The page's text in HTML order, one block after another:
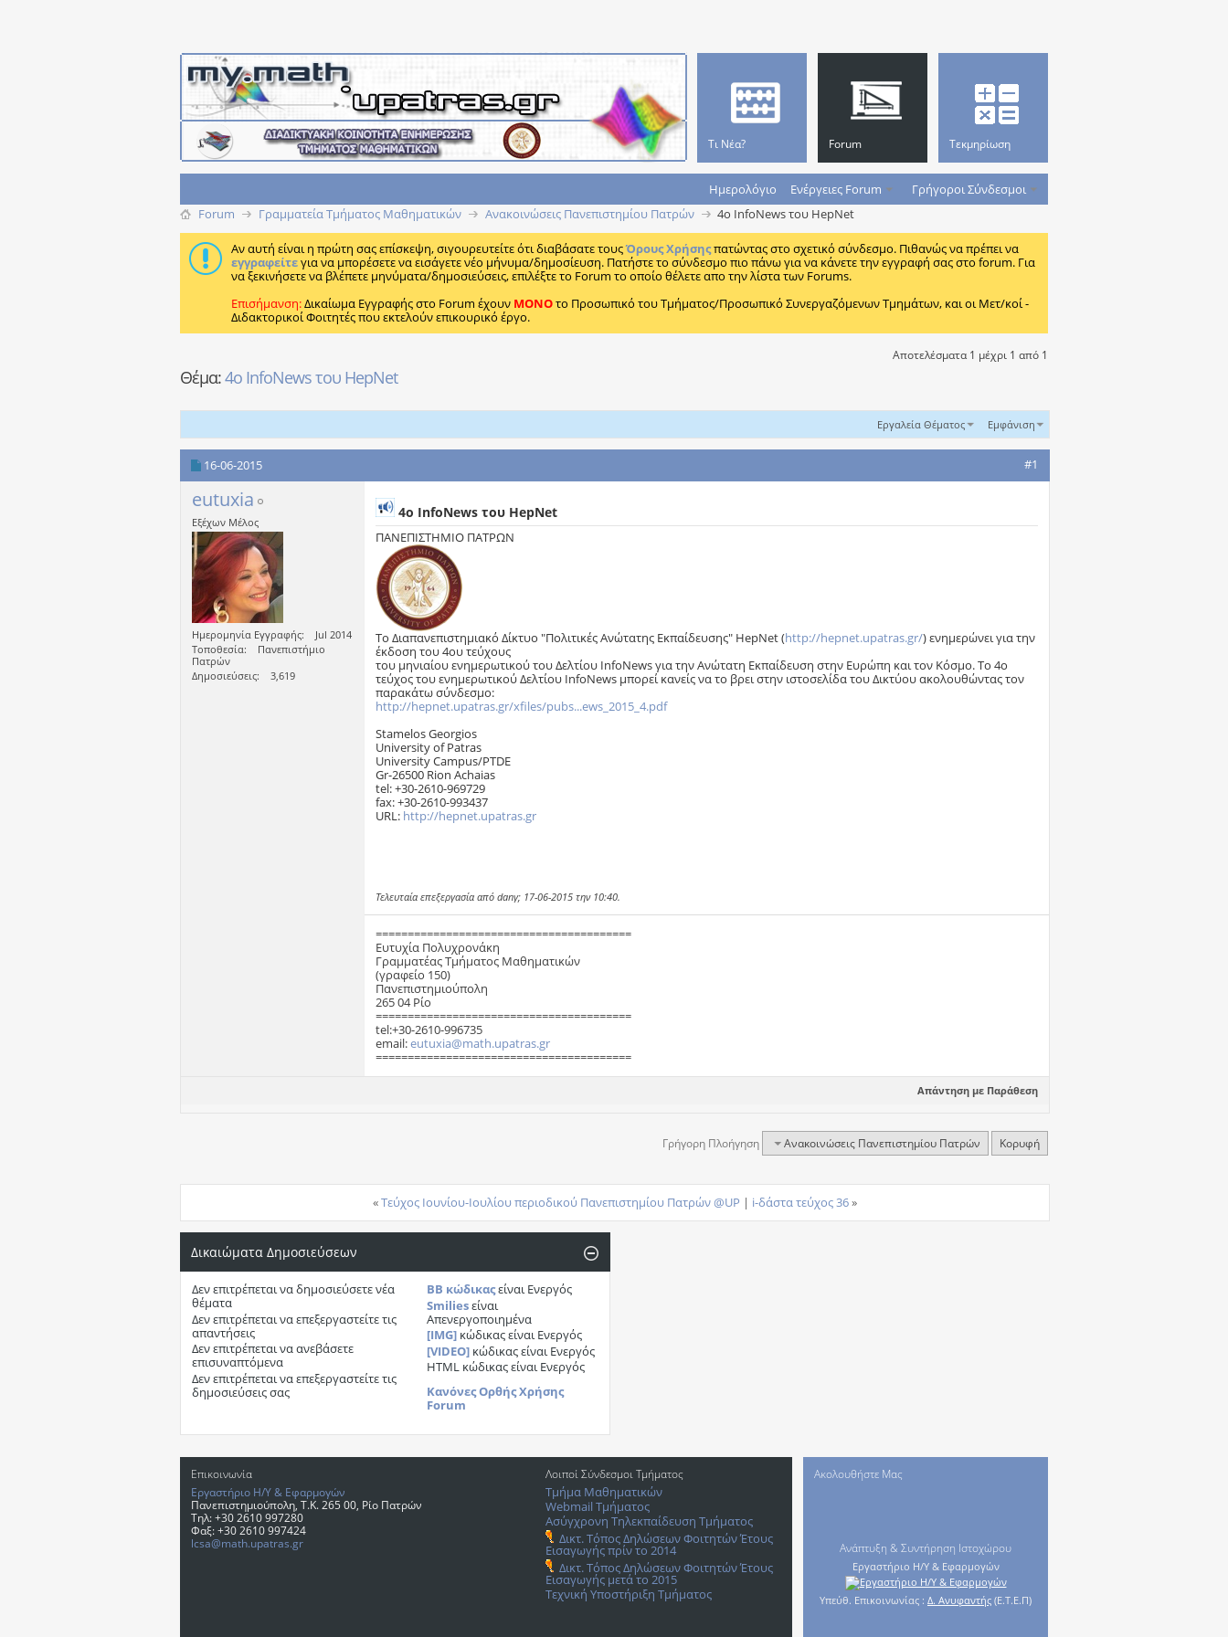
Τι Νέα? Forum
Ημερολόγιο Ενέργειες Forum Γρήγοροι Σύνδεσμοι
Τεκμηρίωση
Forum Γραμματεία Τμήματος Μαθηματικών Ανακοινώσεις Πανεπιστημίου Πατρών 4ο InfoNews του HepNet
Αν αυτή είναι η πρώτη σας επίσκεψη, σιγουρευτείτε ότι διαβάσατε τουςΌρους Χρήσηςπατώντας στο σχετικό σύνδεσμο. Πιθανώς να πρέπει να
εγγραφείτεγια να μπορέσετε να εισάγετε νέο μήνυμα/δημοσίευση. Πατήστε το σύνδεσμο πιο πάνω για να κάνετε την εγγραφή σας στο forum. Για
να ξεκινήσετε να βλέπετε μηνύματα/δημοσιεύσεις, επιλέξτε το Forum το οποίο θέλετε απο την λίστα των Forums.
Επισήμανση:Δικαίωμα Εγγραφής στο Forum έχουν MONOτο Προσωπικό του Τμήματος/Προσωπικό Συνεργαζόμενων Τμημάτων, και οι Μετ/κοί -
Διδακτορικοί Φοιτητές που εκτελούν επικουρικό έργο.
Αποτελέσματα 1 μέχρι 1 από 1
Θέμα:4ο InfoNews του HepNet
Εργαλεία Θέματος Εμφάνιση
16-06-2015 #1
eutuxia
Εξέχων Μέλος
Ημερομηνία Εγγραφής
Jul 2014
Τοποθεσία
Πανεπιστήμιο
Πατρών
Δημοσιεύσεις
3,619
4ο InfoNews του HepNet
ΠΑΝΕΠΙΣΤΗΜΙΟ ΠΑΤΡΩΝ
Το Διαπανεπιστημιακό Δίκτυο "Πολιτικές Ανώτατης Εκπαίδευσης" HepNet (http://hepnet.upatras.gr/) ενημερώνει για την
έκδοση του 4ου τεύχους
του μηνιαίου ενημερωτικού του Δελτίου InfoNews για την Ανώτατη Εκπαίδευση στην Ευρώπη και τον Κόσμο. Το 4ο
τεύχος του ενημερωτικού Δελτίου InfoNews μπορεί κανείς να το βρει στην ιστοσελίδα του Δικτύου ακολουθώντας τον
παρακάτω σύνδεσμο:
http://hepnet.upatras.gr/xfiles/pubs...ews_2015_4.pdf
Stamelos Georgios
University of Patras
University Campus/PTDE
Gr-26500 Rion Achaias
tel: +30-2610-969729
fax: +30-2610-993437
URL: http://hepnet.upatras.gr
Τελευταία επεξεργασία από dany; 17-06-2015 την 10:40.
========================================
Ευτυχία Πολυχρονάκη
Γραμματέας Τμήματος Μαθηματικών
(γραφείο 150)
Πανεπιστημιούπολη
265 04 Ρίο
========================================
tel:+30-2610-996735
email:eutuxia@math.upatras.gr
========================================
Απάντηση με Παράθεση
Γρήγορη Πλοήγηση Ανακοινώσεις Πανεπιστημίου Πατρών Κορυφή
«Τεύχος Ιουνίου-Ιουλίου περιοδικού Πανεπιστημίου Πατρών @UP | i-δάστα τεύχος 36»
Δικαιώματα Δημοσιεύσεων
Δεν επιτρέπεταινα δημοσιεύσετε νέα
θέματα
Δεν επιτρέπεταινα επεξεργαστείτε τις
απαντήσεις
Δεν επιτρέπεταινα ανεβάσετε
επισυναπτόμενα
Δεν επιτρέπεται να επεξεργαστείτε τις
δημοσιεύσεις σας
BB κώδικαςείναιΕνεργός
Smiliesείναι
Απενεργοποιημένα
[IMG]κώδικας είναιΕνεργός
[VIDEO]κώδικας είναι Ενεργός
HTML κώδικας είναιΕνεργός
Κανόνες Ορθής Χρήσης
Forum
Επικοινωνία
Εργαστήριο Η/Υ & Εφαρμογών
Πανεπιστημιούπολη, T.K. 265 00, Ρίο Πατρών
Τηλ: +30 2610 997280
Φαξ: +30 2610 997424
lcsa@math.upatras.gr
Λοιποί Σύνδεσμοι Τμήματος
Τμήμα Μαθηματικών
Webmail Τμήματος
Ασύγχρονη Τηλεκπαίδευση Τμήματος
Δικτ. Τόπος Δηλώσεων Φοιτητών Έτους
Εισαγωγής πρίν το 2014
Δικτ. Τόπος Δηλώσεων Φοιτητών Έτους
Εισαγωγής μετά το 2015
Τεχνική Υποστήριξη Τμήματος
Ακολουθήστε Μας
Ανάπτυξη & Συντήρηση Ιστοχώρου
Εργαστήριο Η/Υ & Εφαρμογών
Υπεύθ. Επικοινωνίας : Δ. Ανυφαντής (Ε.Τ.Ε.Π)